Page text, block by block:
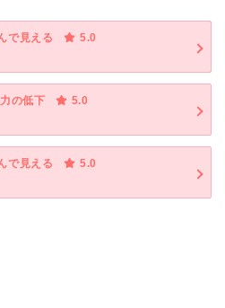
で見える
5.0
の低下
5.0
で見える
5.0